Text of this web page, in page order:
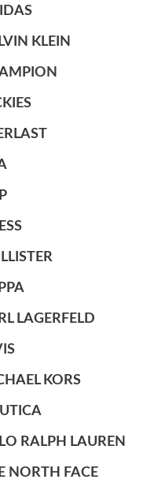
KLEIN
LAGERFELD
KORS
RALPH LAUREN
NORTH FACE